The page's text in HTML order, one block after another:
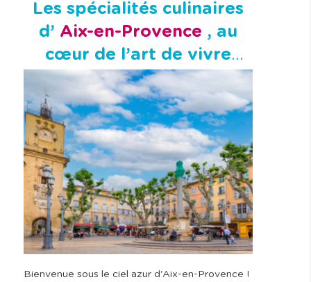
Les spécialités culinaires
d’ Aix-en-Provence , au
cœur de l’art de vivre
provençal !
Bienvenue sous le ciel azur d'Aix-en-Provence !